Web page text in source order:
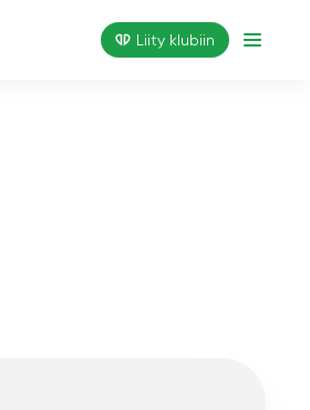
Liity klubiin